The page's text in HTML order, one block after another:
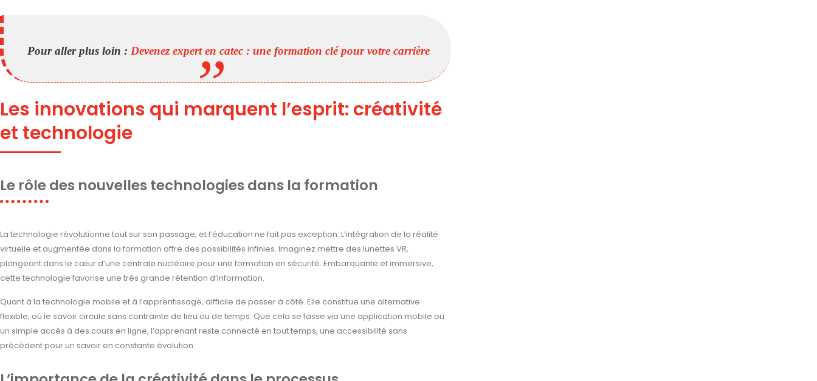
Pour aller plus loin : Devenez expert en catec : une formation clé pour votre carrière
Les innovations qui marquent l’esprit: créativité
et technologie
Le rôle des nouvelles technologies dans la formation
La technologie révolutionne tout sur son passage, et l’éducation ne fait pas exception. L’intégration de la réalité
virtuelle et augmentée dans la formation offre des possibilités infinies. Imaginez mettre des lunettes VR,
plongeant dans le cœur d’une centrale nucléaire pour une formation en sécurité. Embarquante et immersive,
cette technologie favorise une très grande rétention d’information.
Quant à la technologie mobile et à l’apprentissage, difficile de passer à côté. Elle constitue une alternative
flexible, où le savoir circule sans contrainte de lieu ou de temps. Que cela se fasse via une application mobile ou
un simple accès à des cours en ligne, l’apprenant reste connecté en tout temps, une accessibilité sans
précédent pour un savoir en constante évolution.